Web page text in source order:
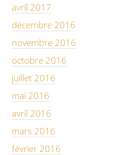
avril 2017
décembre 2016
novembre 2016
octobre 2016
juillet 2016
mai 2016
avril 2016
mars 2016
février 2016